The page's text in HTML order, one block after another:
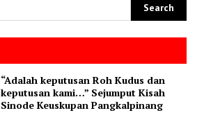
“Adalah keputusan Roh Kudus dan
keputusan kami…” Sejumput Kisah
Sinode Keuskupan Pangkalpinang